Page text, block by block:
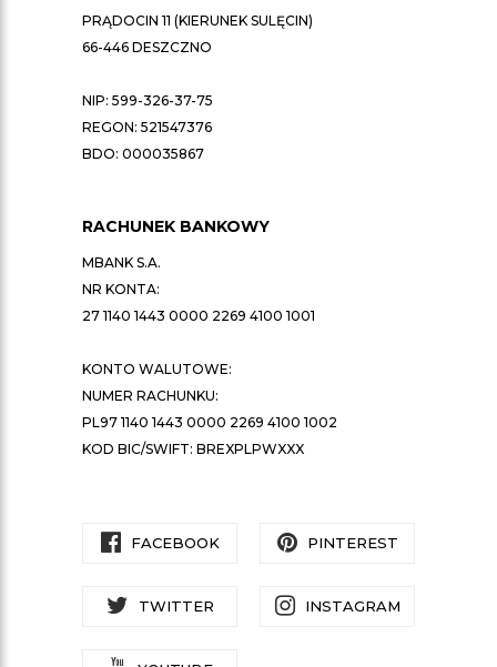
PRĄDOCIN 11 (KIERUNEK SULĘCIN)
66-446 DESZCZNO
NIP: 599-326-37-75
REGON: 521547376
BDO: 000035867
RACHUNEK BANKOWY
MBANK S.A.
NR KONTA:
27 1140 1443 0000 2269 4100 1001
KONTO WALUTOWE:
NUMER RACHUNKU:
PL97 1140 1443 0000 2269 4100 1002
KOD BIC/SWIFT: BREXPLPWXXX
FACEBOOK PINTEREST
TWITTER INSTAGRAM